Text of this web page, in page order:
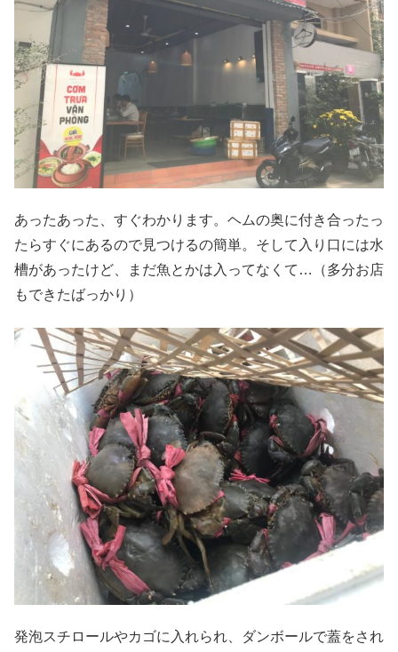
あったあった、すぐわかります。ヘムの奥に付き合ったっ
たらすぐにあるので見つけるの簡単。そして入り口には水
槽があったけど、まだ魚とかは入ってなくて…（多分お店
もできたばっかり）
発泡スチロールやカゴに入れられ、ダンボールで蓋をされ